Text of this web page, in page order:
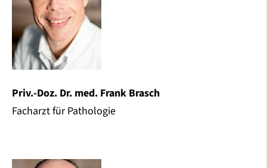
Priv.-Doz. Dr. med. Frank Brasch
Facharzt für Pathologie